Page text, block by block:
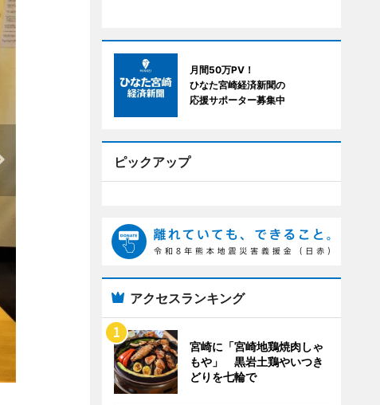
月間50万PV！
ひなた宮崎経済新聞の
応援サポーター募集中
ピックアップ
アクセスランキング
宮崎に「宮崎地鶏焼肉しゃ
もや」 黒岩土鶏やいつき
どりを七輪で